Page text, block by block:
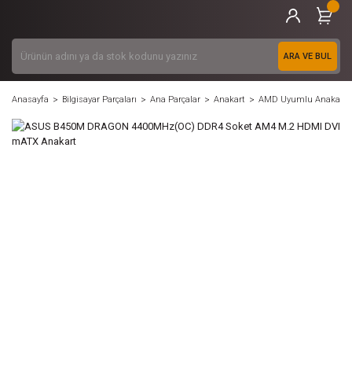
ARA VE BUL
Anasayfa Bilgisayar Parçaları Ana Parçalar Anakart AMD Uyumlu Anakart